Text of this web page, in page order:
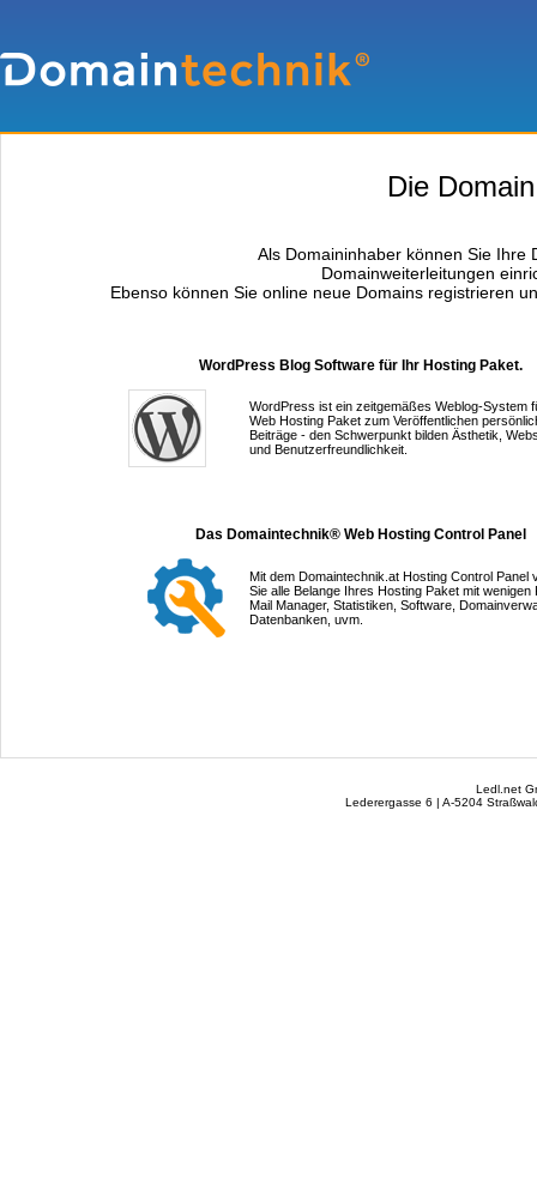
Die
Als Domaininhaber können Sie Ihre
Domainweiterleitungen
Ebenso können Sie online neue Domains registrieren
WordPress Blog Software für Ihr Hosting Paket.
WordPress ist ein zeitgemäßes Weblog-System
Web Hosting Paket zum Veröffentlichen
Beiträge - den Schwerpunkt bilden Ästhetik,
und Benutzerfreundlichkeit.
Das Domaintechnik® Web Hosting Control Panel
Mit dem Domaintechnik.at Hosting Control Panel
Sie alle Belange Ihres Hosting Paket mit wenigen
Mail Manager, Statistiken, Software,
Datenbanken, uvm.
Ledl.net
Lederergasse 6 | A-5204